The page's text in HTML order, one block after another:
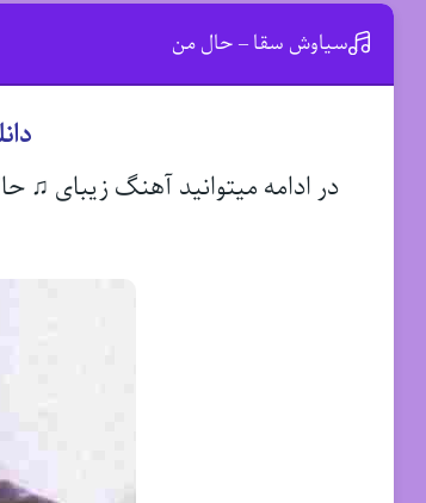
سیاوش سقا – حال من
در ادامه میتوانید آهنگ زیبای ♫